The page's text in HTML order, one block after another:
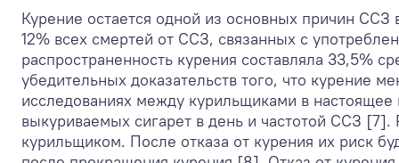
Курение остается одной из основных причин
12% всех смертей от ССЗ, связанных с
распространенность курения составляла
убедительных доказательств того, что курение
исследованиях между курильщиками в
выкуриваемых сигарет в день и частотой ССЗ
курильщиком. После отказа от курения их риск